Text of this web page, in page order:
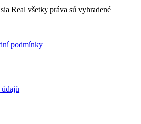
Real všetky práva sú vyhradené
podmínky
údajů